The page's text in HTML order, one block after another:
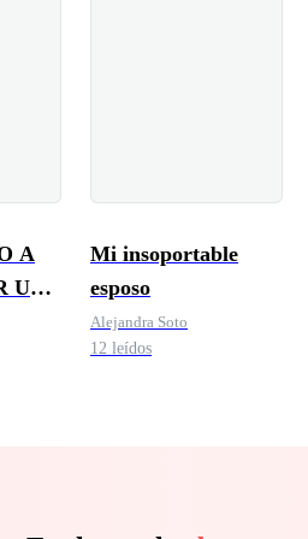
A
UNA
Mi insoportable
esposo
Alejandra Soto
12 leídos